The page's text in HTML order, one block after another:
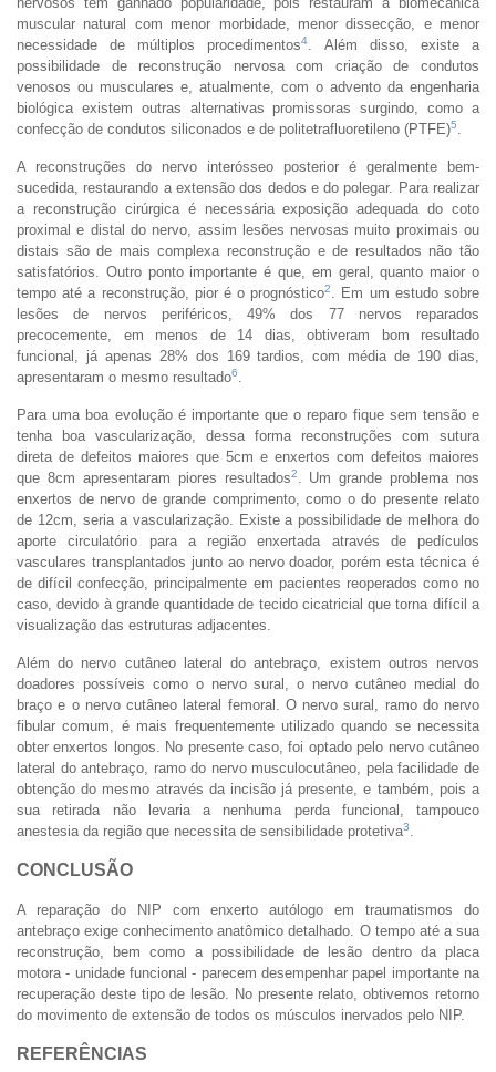
muscular natural com menor morbidade, menor dissecção, e menor
necessidade de múltiplos procedimentos4
. Além disso, existe a
possibilidade de reconstrução nervosa com criação de condutos
venosos ou musculares e, atualmente, com o advento da engenharia
biológica existem outras alternativas promissoras surgindo, como a
confecção de condutos siliconados e de politetrafluoretileno (PTFE)5
A reconstruções do nervo interósseo posterior é geralmente bem-
sucedida, restaurando a extensão dos dedos e do polegar. Para realizar
a reconstrução cirúrgica é necessária exposição adequada do coto
proximal e distal do nervo, assim lesões nervosas muito proximais ou
distais são de mais complexa reconstrução e de resultados não tão
satisfatórios. Outro ponto importante é que, em geral, quanto maior o
tempo até a reconstrução, pior é o prognóstico2
. Em um estudo sobre
lesões de nervos periféricos, 49% dos 77 nervos reparados
precocemente, em menos de 14 dias, obtiveram bom resultado
funcional, já apenas 28% dos 169 tardios, com média de 190 dias,
apresentaram o mesmo resultado6
Para uma boa evolução é importante que o reparo fique sem tensão e
tenha boa vascularização, dessa forma reconstruções com sutura
direta de defeitos maiores que 5cm e enxertos com defeitos maiores
que 8cm apresentaram piores resultados2
. Um grande problema nos
enxertos de nervo de grande comprimento, como o do presente relato
de 12cm, seria a vascularização. Existe a possibilidade de melhora do
aporte circulatório para a região enxertada através de pedículos
vasculares transplantados junto ao nervo doador, porém esta técnica é
de difícil confecção, principalmente em pacientes reoperados como no
caso, devido à grande quantidade de tecido cicatricial que torna difícil a
visualização das estruturas adjacentes.
Além do nervo cutâneo lateral do antebraço, existem outros nervos
doadores possíveis como o nervo sural, o nervo cutâneo medial do
braço e o nervo cutâneo lateral femoral. O nervo sural, ramo do nervo
fibular comum, é mais frequentemente utilizado quando se necessita
obter enxertos longos. No presente caso, foi optado pelo nervo cutâneo
lateral do antebraço, ramo do nervo musculocutâneo, pela facilidade de
obtenção do mesmo através da incisão já presente, e também, pois a
sua retirada não levaria a nenhuma perda funcional, tampouco
anestesia da região que necessita de sensibilidade protetiva3
CONCLUSÃO
A reparação do NIP com enxerto autólogo em traumatismos do
antebraço exige conhecimento anatômico detalhado. O tempo até a sua
reconstrução, bem como a possibilidade de lesão dentro da placa
motora - unidade funcional - parecem desempenhar papel importante na
recuperação deste tipo de lesão. No presente relato, obtivemos retorno
do movimento de extensão de todos os músculos inervados pelo NIP.
REFERÊNCIAS